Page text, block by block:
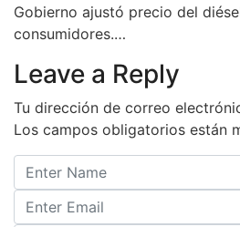
Gobierno ajustó precio del
consumidores.…
Leave a Reply
Tu dirección de correo
Los campos obligatorios están